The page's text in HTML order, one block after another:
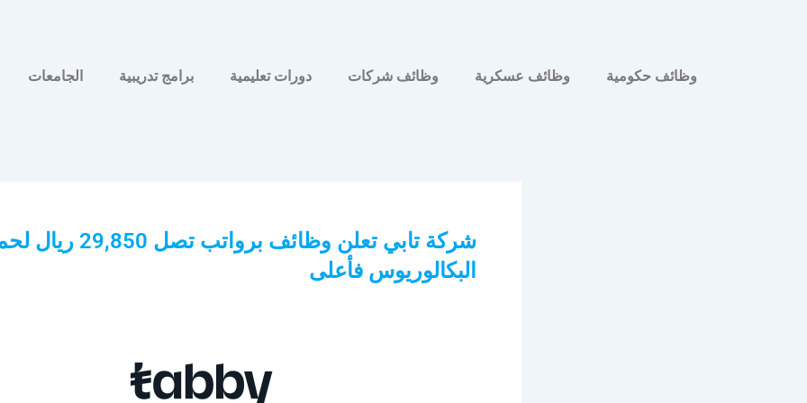
وظائف حكومية وظائف عسكرية وظائف شركات دورات تعليمية برامج تدريبية الجامعات
شركة تابي تعلن وظائف برواتب تصل
البكالوريوس فأعلى